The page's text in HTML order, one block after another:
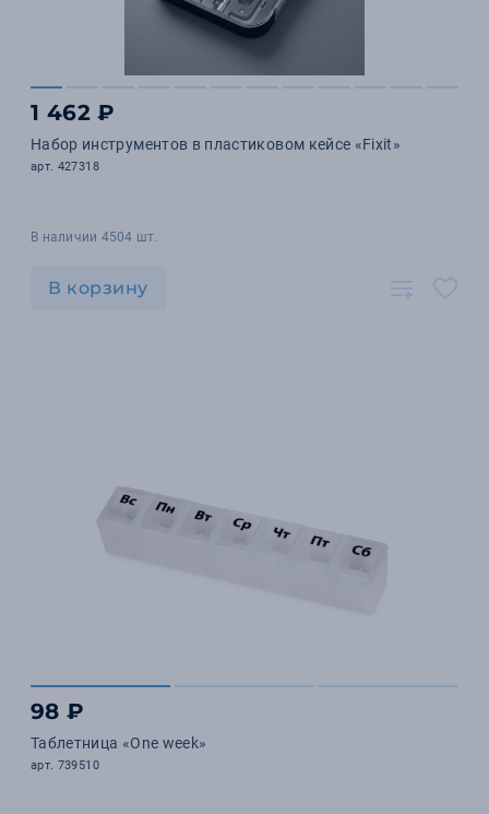
1 462 ₽
Набор инструментов в пластиковом кейсе «Fixit»
арт. 427318
В наличии 4504 шт.
В корзину
98 ₽
Таблетница «One week»
арт. 739510